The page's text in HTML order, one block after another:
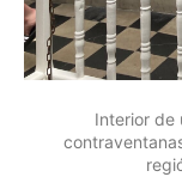
Interior de